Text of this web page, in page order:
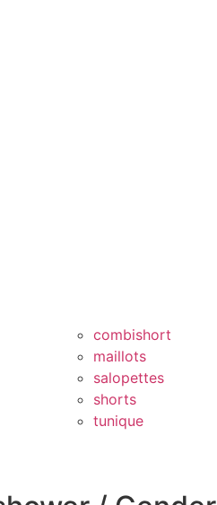
combishort
maillots
salopettes
shorts
tunique